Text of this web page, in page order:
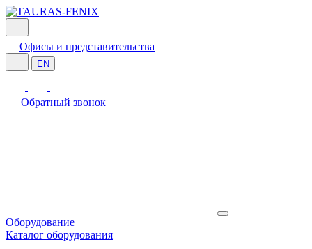
Офисы и представительства
EN
Обратный звонок
Оборудование
Каталог оборудования